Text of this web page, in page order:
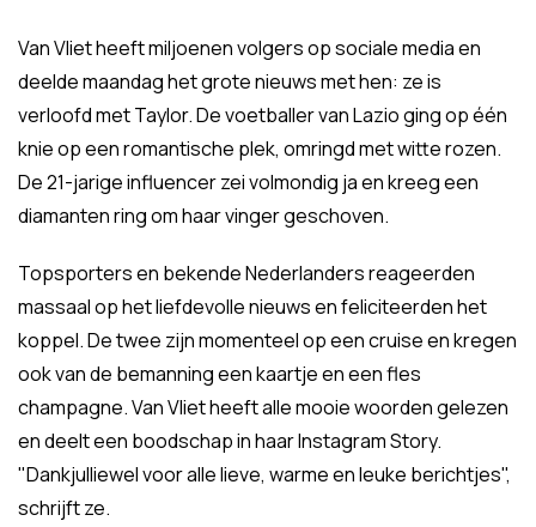
Van Vliet heeft miljoenen volgers op sociale media en
deelde maandag het grote nieuws met hen: ze is
verloofd met Taylor. De voetballer van Lazio ging op één
knie op een romantische plek, omringd met witte rozen.
De 21-jarige influencer zei volmondig ja en kreeg een
diamanten ring om haar vinger geschoven.
Topsporters en bekende Nederlanders reageerden
massaal op het liefdevolle nieuws en feliciteerden het
koppel. De twee zijn momenteel op een cruise en kregen
ook van de bemanning een kaartje en een fles
champagne. Van Vliet heeft alle mooie woorden gelezen
en deelt een boodschap in haar Instagram Story.
"Dankjulliewel voor alle lieve, warme en leuke berichtjes",
schrijft ze.